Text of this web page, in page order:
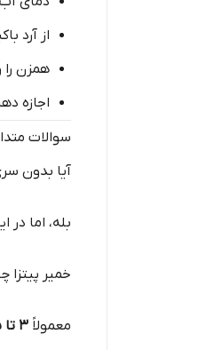
از آرد
همزن را
اجازه
سوالات
آیا بدون
بله، اما
خمیر پیتزا
معمولاً ۳ تا ۵ دقیقه